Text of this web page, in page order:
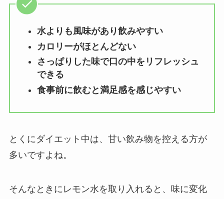
水よりも風味があり飲みやすい
カロリーがほとんどない
さっぱりした味で口の中をリフレッシュ
できる
食事前に飲むと満足感を感じやすい
とくにダイエット中は、甘い飲み物を控える方が
多いですよね。
そんなときにレモン水を取り入れると、味に変化